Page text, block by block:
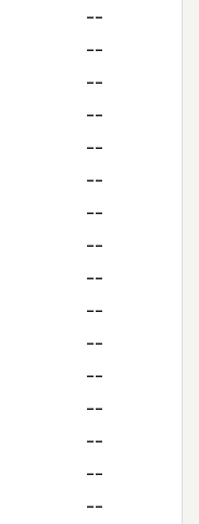
--
--
--
--
--
--
--
--
--
--
--
--
--
--
--
--